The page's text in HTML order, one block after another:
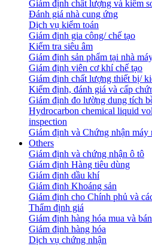
Giám định chất lượng và kiểm
Đánh giá nhà cung ứng
Dịch vụ kiểm toán
Giám định gia công/ chế tạo
Kiểm tra siêu âm
Giám định sản phẩm tại nhà
Giám định viên cơ khí chế tạo
Giám định chất lượng thiết bị/
Kiểm định, đánh giá và cấp
Giám định đo lường dung tích
Hydrocarbon chemical liquid
inspection
Giám định và Chứng nhận máy
Others
Giám định và chứng nhận ô tô
Giám định Hàng tiêu dùng
Giám định dầu khí
Giám định Khoáng sản
Giám định cho Chính phủ và
Thẩm định giá
Giám định hàng hóa mua và bán
Giám định hàng hóa
Dịch vụ chứng nhận